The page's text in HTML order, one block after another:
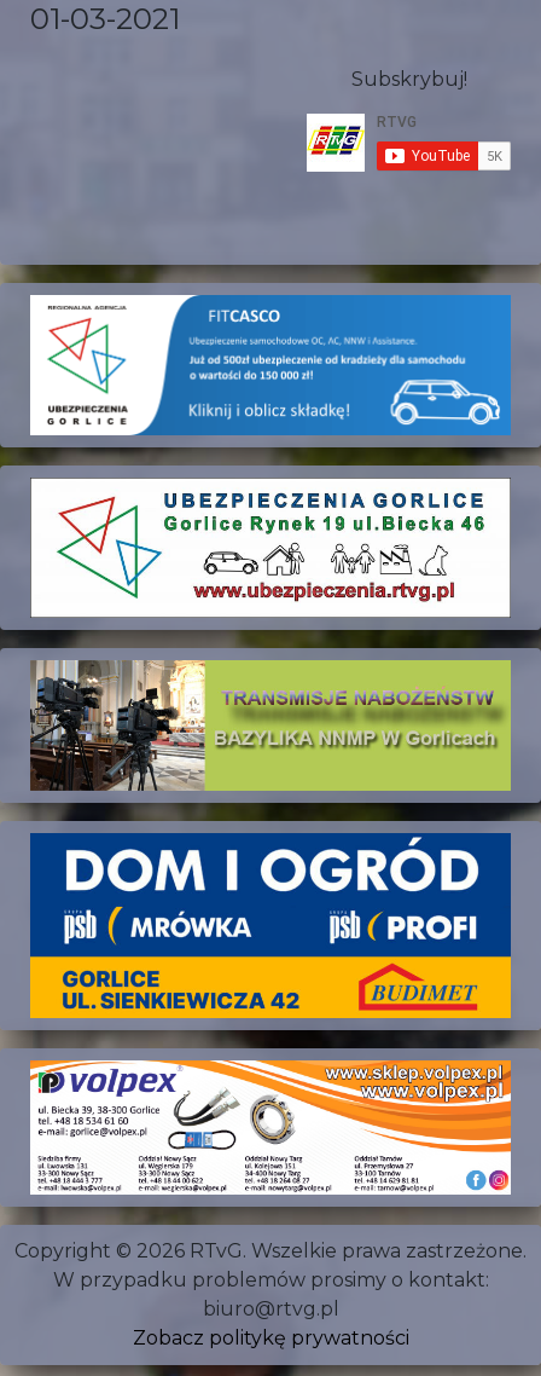
01-03-2021
Subskrybuj!
Copyright © 2026 RTvG. Wszelkie prawa zastrzeżone.
W przypadku problemów prosimy o kontakt:
biuro@rtvg.pl
Zobacz politykę prywatności